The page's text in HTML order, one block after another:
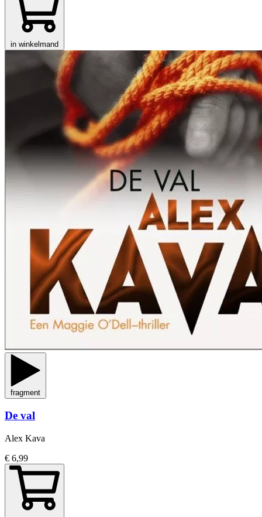
in winkelmand
fragment
De val
Alex Kava
€ 6,99